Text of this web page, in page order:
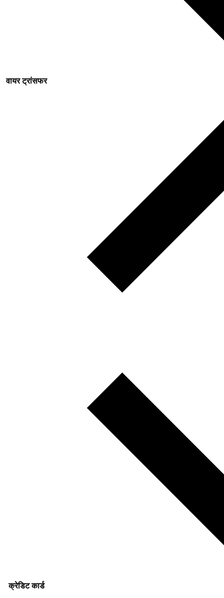
वायर ट्रांसफर
क्रेडिट कार्ड